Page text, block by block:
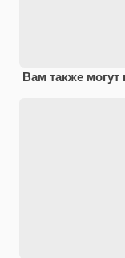
Вам также могут